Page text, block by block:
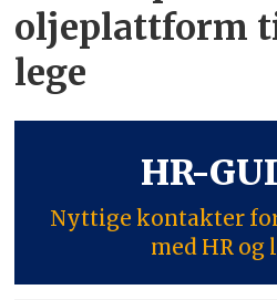
oljeplattform
lege
HR-
Nyttige kontakter
med HR og